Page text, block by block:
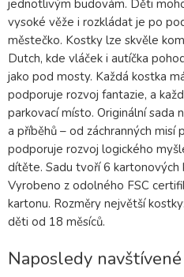
jednotlivým budovám. Děti
vysoké věže i rozkládat je po
městečko. Kostky lze skvěle
Dutch, kde vláček i autíčka
jako pod mosty. Každá kostka
podporuje rozvoj fantazie, a
parkovací místo. Originální sada
a příběhů – od záchranných
podporuje rozvoj logického
dítěte. Sadu tvoří 6 kartonových
Vyrobeno z odolného FSC
kartonu. Rozměry největší
děti od 18 měsíců.
Naposledy navštívené